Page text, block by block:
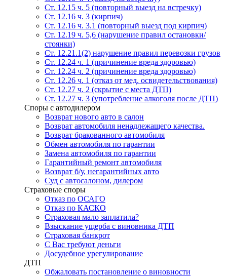
Ст. 12.15 ч. 5 (повторный выезд на встречку)
Ст. 12.16 ч. 3 (кирпич)
Ст. 12.16 ч. 3.1 (повторный выезд под кирпич)
Ст. 12.19 ч. 5,6 (нарушение правил остановки/
стоянки)
Ст. 12.21.1(2) нарушение правил перевозки грузов
Ст. 12.24 ч. 1 (причинение вреда здоровью)
Ст. 12.24 ч. 2 (причинение вреда здоровью)
Ст. 12.26 ч. 1 (отказ от мед. освидетельствования)
Ст. 12.27 ч. 2 (скрытие с места ДТП)
Ст. 12.27 ч. 3 (употребление алкоголя после ДТП)
Споры с автодилером
Возврат нового авто в салон
Возврат автомобиля ненадлежащего качества.
Возврат бракованного автомобиля
Обмен автомобиля по гарантии
Замена автомобиля по гарантии
Гарантийный ремонт автомобиля
Возврат б/у, негарантийных авто
Суд с автосалоном, дилером
Страховые споры
Отказ по ОСАГО
Отказ по КАСКО
Страховая мало заплатила?
Взыскание ущерба с виновника ДТП
Страховая банкрот
С Вас требуют деньги
Досудебное урегулирование
ДТП
Обжаловать постановление о виновности